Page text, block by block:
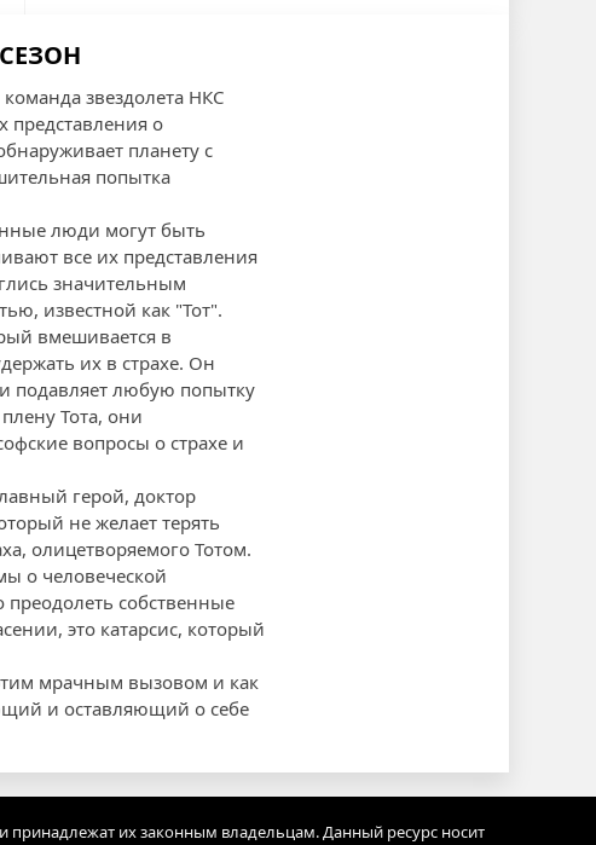
звездолета НКС
представления о
планету с
попытка
люди могут быть
все их представления
значительным
известной как "Тот".
вмешивается в
их в страхе. Он
подавляет любую попытку
Тота, они
вопросы о страхе и
герой, доктор
не желает терять
олицетворяемого Тотом.
о человеческой
преодолеть собственные
это катарсис, который
мрачным вызовом и как
и оставляющий о себе
принадлежат их законным владельцам. Данный ресурс носит